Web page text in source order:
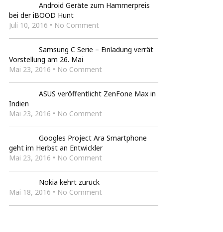
Android Geräte zum Hammerpreis
bei der iBOOD Hunt
Juli 10, 2016 • No Comment
Samsung C Serie – Einladung verrät
Vorstellung am 26. Mai
Mai 23, 2016 • No Comment
ASUS veröffentlicht ZenFone Max in
Indien
Mai 23, 2016 • No Comment
Googles Project Ara Smartphone
geht im Herbst an Entwickler
Mai 23, 2016 • No Comment
Nokia kehrt zurück
Mai 18, 2016 • No Comment